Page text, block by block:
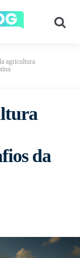
agricultura
da